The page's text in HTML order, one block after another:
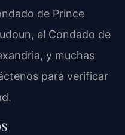
de Prince
el Condado de
y muchas
para verificar